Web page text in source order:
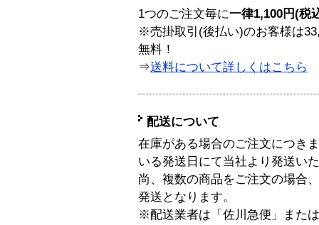
1つのご注文毎に一律1,100円(税
※売掛取引(後払い)のお客様は
無料！
⇒送料について詳しくはこちら
配送について
在庫がある場合のご注文につき
いる発送日にて当社より発送い
尚、複数の商品をご注文の場合
発送となります。
※配送業者は「佐川急便」また